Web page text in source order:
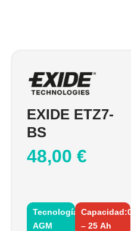
EXIDE ETZ7-
BS
48,00 €
Tecnología:
AGM
Capacidad:0
– 25 Ah